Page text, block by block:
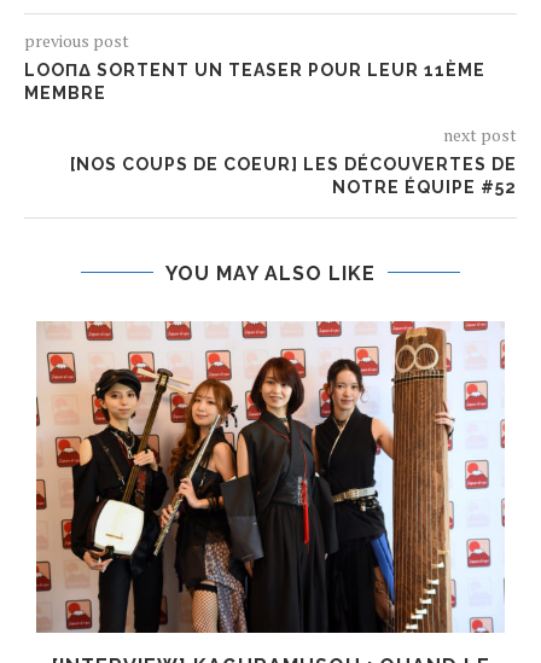
previous post
LOOΠΔ SORTENT UN TEASER POUR LEUR 11ÈME
MEMBRE
next post
[NOS COUPS DE COEUR] LES DÉCOUVERTES DE
NOTRE ÉQUIPE #52
YOU MAY ALSO LIKE